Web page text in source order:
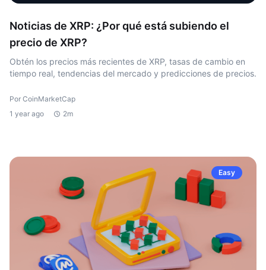
Noticias de XRP: ¿Por qué está subiendo el
precio de XRP?
Obtén los precios más recientes de XRP, tasas de cambio en
tiempo real, tendencias del mercado y predicciones de precios.
Por CoinMarketCap
1 year ago
2m
Easy